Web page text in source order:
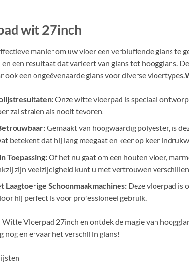
wit 27inch
manier om uw vloer een verbluffende glans te
een resultaat dat varieert van glans tot hoogglans.
ook een ongeëvenaarde glans voor diverse vloertypes.
Onze witte vloerpad is speciaal
zal stralen als nooit tevoren.
Gemaakt van hoogwaardig polyester, is
betekent dat hij lang meegaat en keer op keer
Toepassing:Of het nu gaat om een houten vloer,
zijn veelzijdigheid kunt u met vertrouwen
Laagtoerige Schoonmaakmachines:Deze vloerpad is
hij perfect is voor professioneel gebruik.
Witte Vloerpad 27inch en ontdek de magie van
nog en ervaar het verschil in glans!